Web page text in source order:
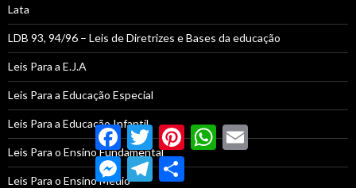
Lata
LDB 93, 94/96 – Leis de Diretrizes e Bases da educação
Leis Para a E.J.A
Leis Para a Educação Especial
Leis Para a Educação Infantil
Leis Para o Ensino Fundamental
Leis Para o Ensino Médio
FacebookTwitterPinterestWhatsApp
MessengerTelegram